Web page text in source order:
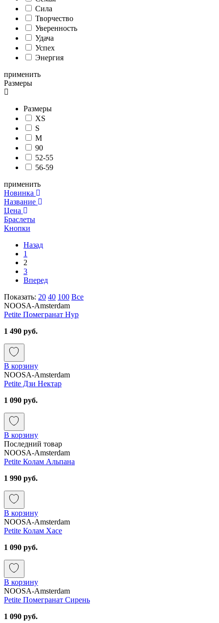
Сила
Творчество
Уверенность
Удача
Успех
Энергия
применить
Размеры
Размеры
XS
S
M
90
52-55
56-59
применить
Новинка
Название
Цена
Браслеты
Кнопки
Назад
1
2
3
Вперед
Показать: 20 40 100 Все
NOOSA-Amsterdam
Petite Помегранат Нур
1 490 руб.
В корзину
NOOSA-Amsterdam
Petite Дзи Нектар
1 090 руб.
В корзину
Последний товар
NOOSA-Amsterdam
Petite Колам Альпана
1 990 руб.
В корзину
NOOSA-Amsterdam
Petite Колам Хасе
1 090 руб.
В корзину
NOOSA-Amsterdam
Petite Помегранат Сирень
1 090 руб.